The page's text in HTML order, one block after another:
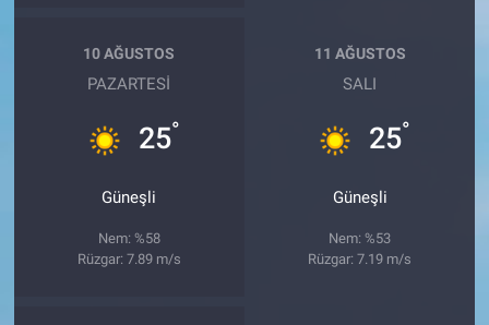
10 AĞUSTOS
PAZARTESI
25°
Güneşli
Nem: %58
Rüzgar: 7.89 m/s
11 AĞUSTOS
SALI
25°
Güneşli
Nem: %53
Rüzgar: 7.19 m/s